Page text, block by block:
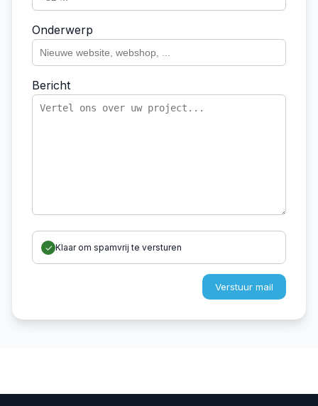
Onderwerp
Bericht
Klaar om spamvrij te versturen
Verstuur mail